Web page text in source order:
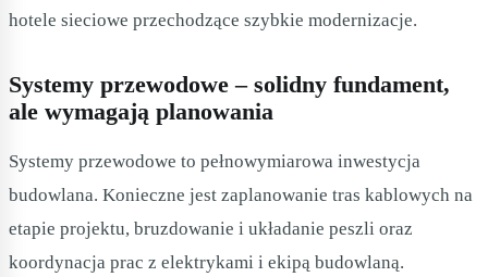
hotele sieciowe przechodzące szybkie modernizacje.
Systemy przewodowe – solidny fundament,
ale wymagają planowania
Systemy przewodowe to pełnowymiarowa inwestycja
budowlana. Konieczne jest zaplanowanie tras kablowych na
etapie projektu, bruzdowanie i układanie peszli oraz
koordynacja prac z elektrykami i ekipą budowlaną.